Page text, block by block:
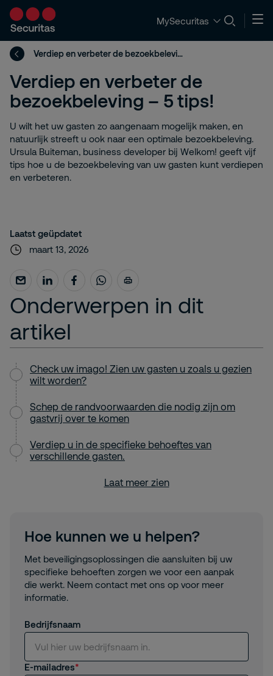
MySecuritas
Verdiep en verbeter de bezoekbeleving – 5 tips!
Verdiep en verbeter de
bezoekbeleving – 5 tips!
U wilt het uw gasten zo aangenaam mogelijk maken, en
natuurlijk streeft u ook naar een optimale bezoekbeleving.
Ursula Buiteman, business developer bij Welkom! geeft vijf
tips hoe u de bezoekbeleving van uw gasten kunt verdiepen
en verbeteren.
Laatst geüpdatet
maart 13, 2026
Onderwerpen in dit
artikel
Check uw imago! Zien uw gasten u zoals u gezien
wilt worden?
Schep de randvoorwaarden die nodig zijn om
gastvrij over te komen
Verdiep u in de specifieke behoeftes van
verschillende gasten.
Laat meer zien
Hoe kunnen we u helpen?
Met beveiligingsoplossingen die aansluiten bij uw
specifieke behoeften zorgen we voor een aanpak
die werkt. Neem contact met ons op voor meer
informatie.
Bedrijfsnaam
E-mailadres